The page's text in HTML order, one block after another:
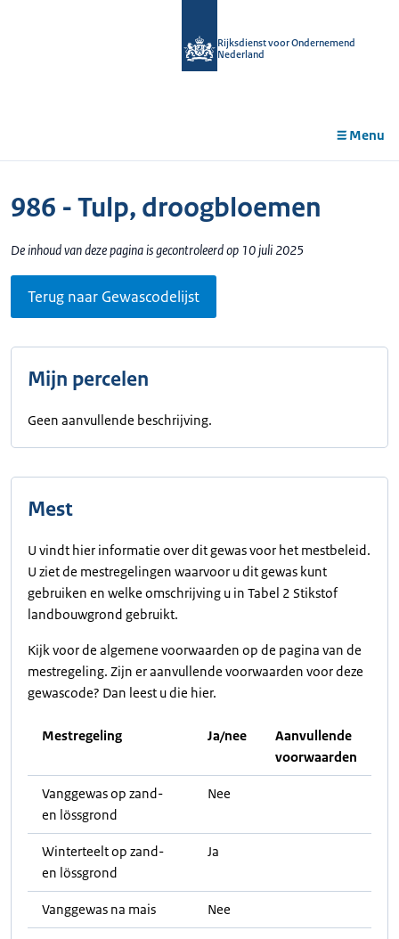
Rijksdienst voor Ondernemend
Nederland
Menu
986 - Tulp, droogbloemen
De inhoud van deze pagina is gecontroleerd op 10 juli 2025
Terug naar Gewascodelijst
Mijn percelen
Geen aanvullende beschrijving.
Mest
U vindt hier informatie over dit gewas voor het mestbeleid.
U ziet de mestregelingen waarvoor u dit gewas kunt
gebruiken en welke omschrijving u in Tabel 2 Stikstof
landbouwgrond gebruikt.
Kijk voor de algemene voorwaarden op de pagina van de
mestregeling. Zijn er aanvullende voorwaarden voor deze
gewascode? Dan leest u die hier.
Mestregeling Ja/nee
Aanvullende
voorwaarden
Vanggewas op zand-
en lössgrond
Nee
Winterteelt op zand-
en lössgrond
Ja
Vanggewas na mais Nee